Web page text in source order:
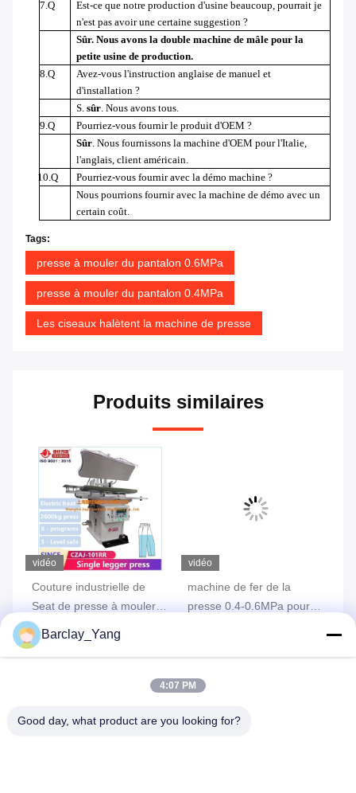
7.Q
Est-ce que notre production d'usine beaucoup, pourrait je
n'est pas avoir une certaine suggestion ?
Sûr. Nous avons la double machine de mâle pour la
petite usine de production.
8.Q
Avez-vous l'instruction anglaise de manuel et
d'installation ?
S. sûr. Nous avons tous.
9.Q
Pourriez-vous fournir le produit d'OEM ?
Sûr. Nous fournissons la machine d'OEM pour l'Italie,
l'anglais, client américain.
10.Q
Pourriez-vous fournir avec la démo machine ?
Nous pourrions fournir avec la machine de démo avec un
certain coût.
Tags:
presse à mouler du pantalon 0.6MPa
presse à mouler du pantalon 0.4MPa
Les ciseaux halètent la machine de presse
Produits similaires
vidéo
Couture industrielle de
Seat de presse à mouler
de pantalon de vapeur
vidéo
machine de fer de la
presse 0.4-0.6MPa pour
Envoyez votre demande
Barclay_Yang
4:07 PM
Good day, what product are you looking for?